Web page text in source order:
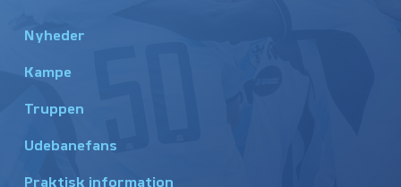
Nyheder
Kampe
Truppen
Udebanefans
Praktisk information